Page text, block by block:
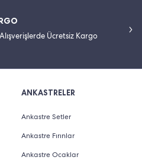
Ücretsiz Kargo
ANKASTRELER
Ankastre Setler
Ankastre Fırınlar
Ankastre Ocaklar